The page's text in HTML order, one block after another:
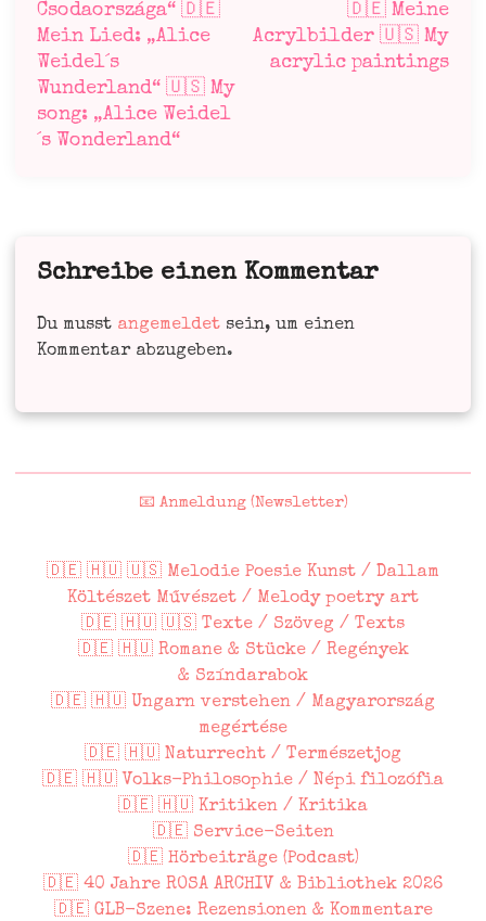
Csodaországa“ 🇩🇪
Mein Lied: „Alice
Weidel´s
Wunderland“ 🇺🇸 My
song: „Alice Weidel
´s Wonderland“
🇩🇪 Meine
Acrylbilder 🇺🇸 My
acrylic paintings
Schreibe einen Kommentar
Du musst angemeldet sein, um einen
Kommentar abzugeben.
📧 Anmeldung (Newsletter)
🇩🇪 🇭🇺 🇺🇸 Melodie Poesie Kunst / Dallam
Költészet Művészet / Melody poetry art
🇩🇪 🇭🇺 🇺🇸 Texte / Szöveg / Texts
🇩🇪 🇭🇺 Romane & Stücke / Regények
& Színdarabok
🇩🇪 🇭🇺 Ungarn verstehen / Magyarország
megértése
🇩🇪 🇭🇺 Naturrecht / Természetjog
🇩🇪 🇭🇺 Volks-Philosophie / Népi filozófia
🇩🇪 🇭🇺 Kritiken / Kritika
🇩🇪 Service-Seiten
🇩🇪 Hörbeiträge (Podcast)
🇩🇪 40 Jahre ROSA ARCHIV & Bibliothek 2026
🇩🇪 GLB-Szene: Rezensionen & Kommentare